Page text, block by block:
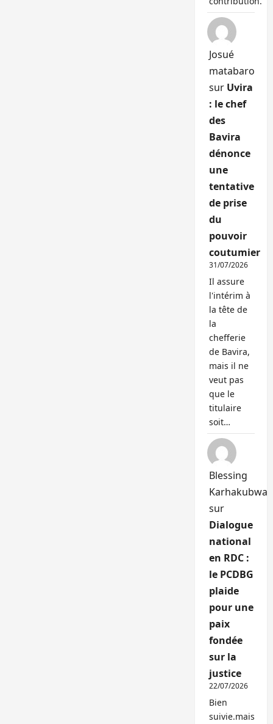
Josué
matabaro
sur Uvira
: le chef
des
Bavira
dénonce
une
tentative
de prise
du
pouvoir
coutumier
31/07/2026
Il assure
l'intérim à
la tête de
la
chefferie
de Bavira,
mais il ne
veut pas
que le
titulaire
soit…
Blessing
Karhakubwa
sur
Dialogue
national
en RDC :
le PCDBG
plaide
pour une
paix
fondée
sur la
justice
22/07/2026
Bien
suivie.mais